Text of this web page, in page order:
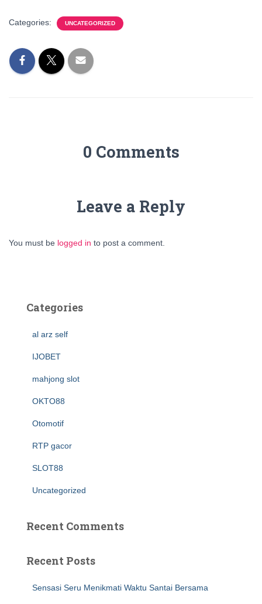
Categories: UNCATEGORIZED
0 Comments
Leave a Reply
You must be logged in to post a comment.
Categories
al arz self
IJOBET
mahjong slot
OKTO88
Otomotif
RTP gacor
SLOT88
Uncategorized
Recent Comments
Recent Posts
Sensasi Seru Menikmati Waktu Santai Bersama